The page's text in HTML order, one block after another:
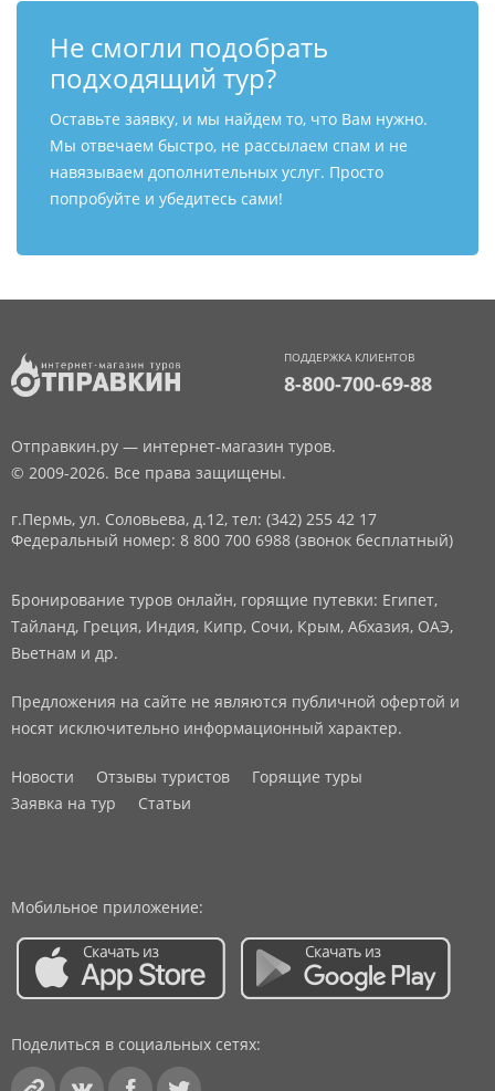
Не смогли подобрать
подходящий тур?
Оставьте заявку, и мы найдем то, что Вам нужно.
Мы отвечаем быстро, не рассылаем спам и не
навязываем дополнительных услуг. Просто
попробуйте и убедитесь сами!
ПОДДЕРЖКА КЛИЕНТОВ
8-800-700-69-88
Отправкин.ру — интернет-магазин туров.
© 2009-2026. Все права защищены.
г.Пермь, ул. Соловьева, д.12, тел: (342) 255 42 17
Федеральный номер: 8 800 700 6988 (звонок бесплатный)
Бронирование туров онлайн, горящие путевки: Египет,
Тайланд, Греция, Индия, Кипр, Сочи, Крым, Абхазия, ОАЭ,
Вьетнам и др.
Предложения на сайте не являются публичной офертой и
носят исключительно информационный характер.
Новости Отзывы туристов
Горящие туры
Заявка на тур
Статьи
Мобильное приложение:
Поделиться в социальных сетях: